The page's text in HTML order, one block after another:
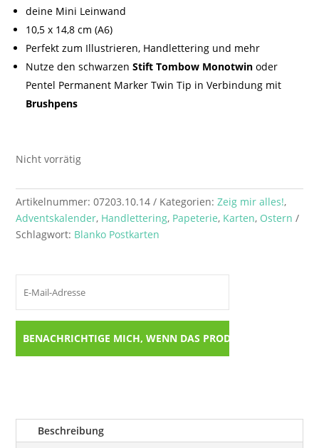
deine Mini Leinwand
10,5 x 14,8 cm (A6)
Perfekt zum Illustrieren, Handlettering und mehr
Nutze den schwarzenStift Tombow Monotwinoder
Pentel Permanent Marker Twin Tip in Verbindung mit
Brushpens
Nicht vorrätig
Artikelnummer:07203.10.14 Kategorien:Zeig mir alles!,
Adventskalender, Handlettering, Papeterie, Karten, Ostern
Schlagwort: Blanko Postkarten
Beschreibung